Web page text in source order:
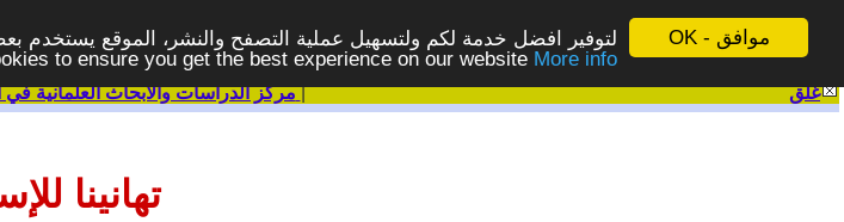
موافق - OK
لتوفير افضل خدمة لكم ولتسهيل عملية التصفح والنشر، الموقع يستخدم
to ensure you get the best experience on our website More info - المزيد
غلق |مركز الدراسات والابحاث العلمانية في العالم العربي
تهانينا